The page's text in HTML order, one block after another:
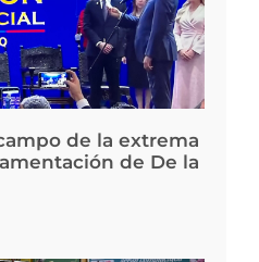
de la extrema
de De la